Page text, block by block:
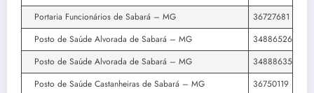
Portaria Funcionários de Sabará – MG
36727681
Posto de Saúde Alvorada de Sabará – MG
34886526
Posto de Saúde Alvorada de Sabará – MG
34888635
Posto de Saúde Castanheiras de Sabará – MG
36750119